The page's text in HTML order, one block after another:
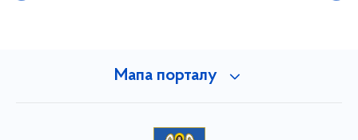
Мапа порталу